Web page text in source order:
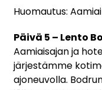
Huomautus:
Päivä 5 – Lento
Aamiaisajan ja
järjestämme
ajoneuvolla.